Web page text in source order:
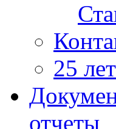
25
отчеты